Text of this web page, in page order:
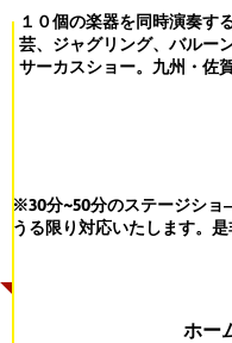
１０個の楽器を同時演奏す
芸、ジャグリング、バルー
サーカスショー。九州・佐
お問
※30分~50分のステージショ
うる限り対応いたします。 是
ホー